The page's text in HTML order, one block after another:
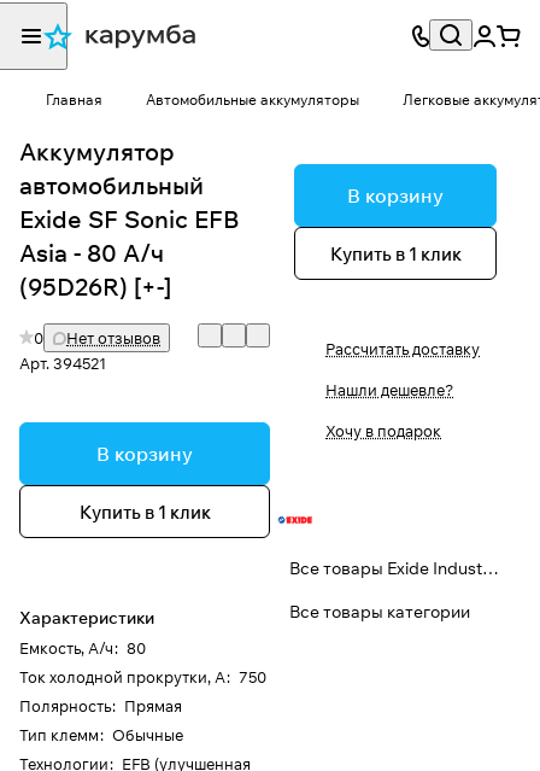
Главная Автомобильные аккумуляторы Легковые
Аккумулятор
автомобильный
Exide SF Sonic EFB
Asia - 80 А/ч
(95D26R) [+-]
0
Нет отзывов
Арт.394521
В корзину
Купить в 1 клик
Характеристики
Емкость, А/ч: 80
Ток холодной прокрутки, А: 750
Полярность: Прямая
Тип клемм: Обычные
Технологии: EFB (улучшенная
В корзину
Купить в 1 клик
Рассчитать доставку
Нашли дешевле?
Хочу в подарок
Все товары Exide Industries
Все товары категории